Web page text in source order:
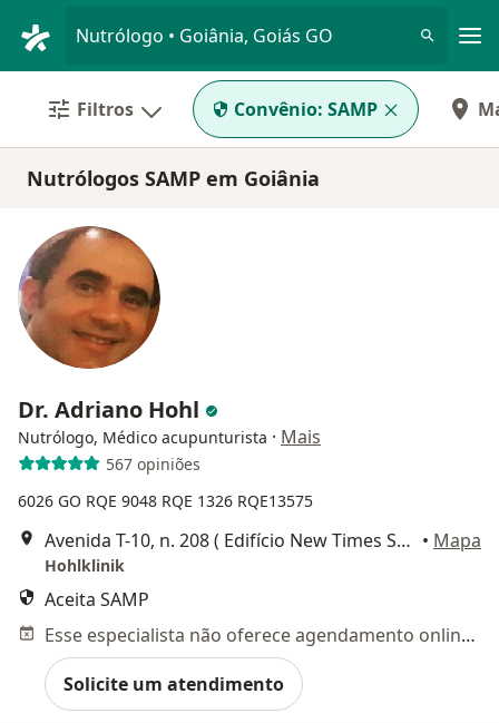
Nutrólogo • Goiânia, Goiás GO
Filtros Convênio: SAMP
Nutrólogos SAMP em Goiânia
Dr. Adriano Hohl
Nutrólogo, Médico acupunturista · Mais
567 opiniões
6026 GO RQE 9048 RQE 1326 RQE13575
Avenida T-10, n. 208 ( Edifício New Times Square Urban Office, sala 1407), Goiânia • Mapa
Hohlklinik
Aceita SAMP
Esse especialista não oferece agendamento online para esse endereço.
Solicite um atendimento